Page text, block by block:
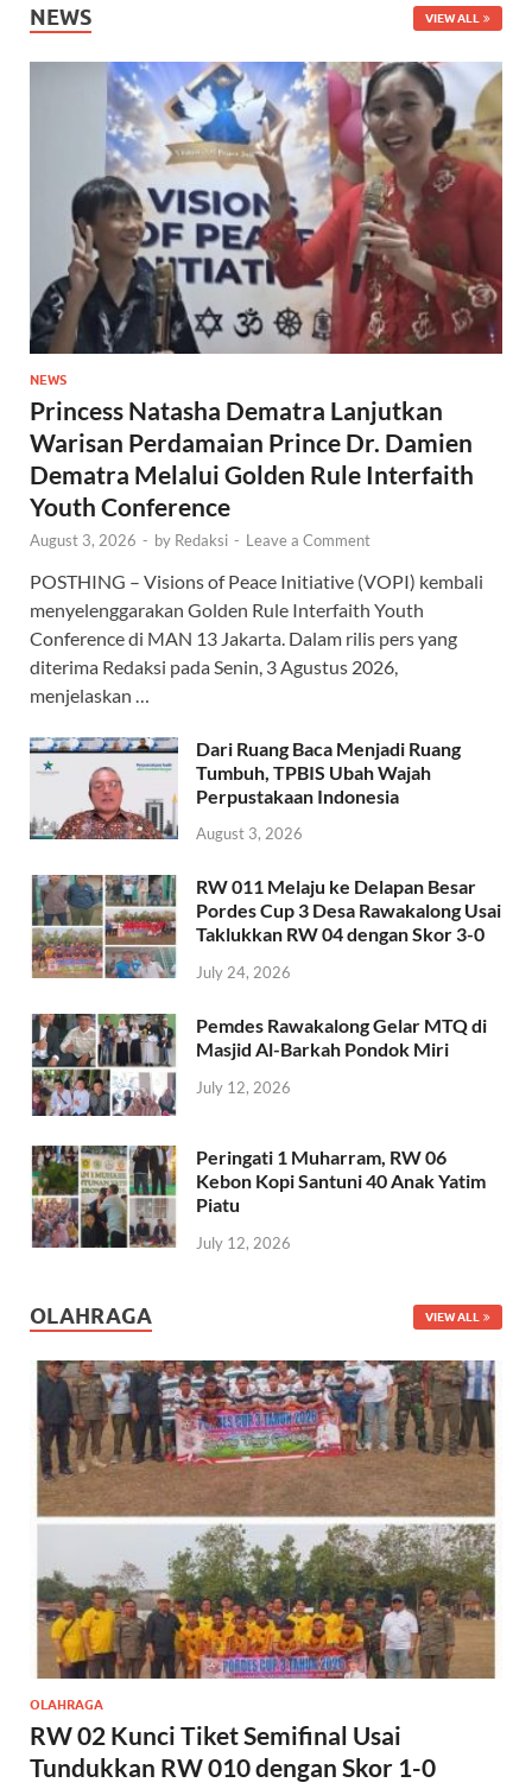
NEWS VIEW ALL
NEWS
Princess Natasha Dematra Lanjutkan
Warisan Perdamaian Prince Dr. Damien
Dematra Melalui Golden Rule Interfaith
Youth Conference
August 3, 2026 - by Redaksi - Leave a Comment
POSTHING – Visions of Peace Initiative (VOPI) kembali
menyelenggarakan Golden Rule Interfaith Youth
Conference di MAN 13 Jakarta. Dalam rilis pers yang
diterima Redaksi pada Senin, 3 Agustus 2026,
menjelaskan …
Dari Ruang Baca Menjadi Ruang
Tumbuh, TPBIS Ubah Wajah
Perpustakaan Indonesia
August 3, 2026
RW 011 Melaju ke Delapan Besar
Pordes Cup 3 Desa Rawakalong Usai
Taklukkan RW 04 dengan Skor 3-0
July 24, 2026
Pemdes Rawakalong Gelar MTQ di
Masjid Al-Barkah Pondok Miri
July 12, 2026
Peringati 1 Muharram, RW 06
Kebon Kopi Santuni 40 Anak Yatim
Piatu
July 12, 2026
OLAHRAGA VIEW ALL
OLAHRAGA
RW 02 Kunci Tiket Semifinal Usai
Tundukkan RW 010 dengan Skor 1-0